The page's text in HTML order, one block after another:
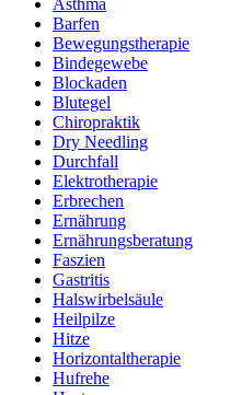
Barfen
Bewegungstherapie
Bindegewebe
Blockaden
Blutegel
Chiropraktik
Dry Needling
Durchfall
Elektrotherapie
Erbrechen
Ernährung
Ernährungsberatung
Faszien
Gastritis
Halswirbelsäule
Heilpilze
Hitze
Horizontaltherapie
Hufrehe